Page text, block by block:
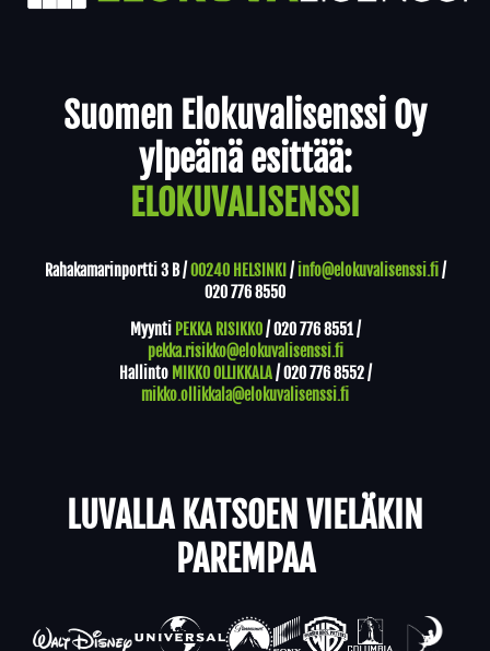
Suomen Elokuvalisenssi Oy
ylpeänä esittää:
ELOKUVALISENSSI
Rahakamarinportti 3 B /00240 HELSINKI / info@elokuvalisenssi.fi/
020 776 8550
Myynti PEKKA RISIKKO/020 776 8551/
pekka.risikko@elokuvalisenssi.fi
Hallinto MIKKO OLLIKKALA/020 776 8552/
mikko.ollikkala@elokuvalisenssi.fi
LUVALLA KATSOEN VIELÄKIN
PAREMPAA